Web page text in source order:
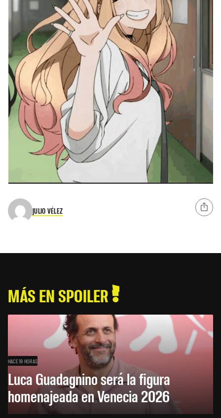
JULIO VÉLEZ
MÁS EN SPOILER
HACE 19 HORAS
Luca Guadagnino será la figura
homenajeada en Venecia 2026